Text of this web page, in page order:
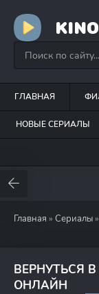
ГЛАВНАЯ
НОВЫЕ СЕРИАЛЫ
Главная » Сериалы
ВЕРНУТЬСЯ
ОНЛАЙН